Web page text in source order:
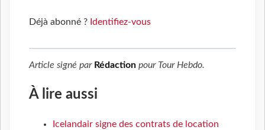
Déjà abonné ? Identifiez-vous
Article signé par Rédaction pour Tour Hebdo.
À lire aussi
Icelandair signe des contrats de location